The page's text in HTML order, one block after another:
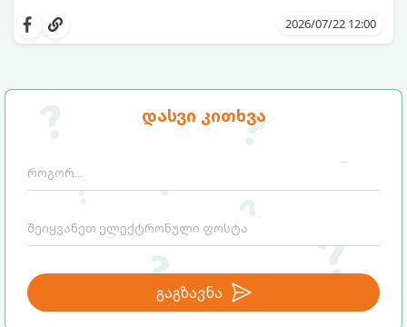
დასვი კითხვა
გაგზავნა
სიგრილისა“ და სიახლის ეფექტის მიღწევა
ინგრედიენტი დაგჭირდებათ, რომლებიც
2026/07/22 12:00